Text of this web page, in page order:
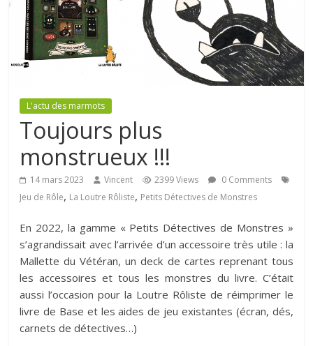
L'actu des marmots
Toujours plus
monstrueux !!!
14 mars 2023 Vincent 2399 Views
0 Comments
Jeu de Rôle, La Loutre Rôliste, Petits Détectives de Monstres
En 2022, la gamme « Petits Détectives de Monstres »
s’agrandissait avec l’arrivée d’un accessoire très utile : la
Mallette du Vétéran, un deck de cartes reprenant tous
les accessoires et tous les monstres du livre. C’était
aussi l’occasion pour la Loutre Rôliste de réimprimer le
livre de Base et les aides de jeu existantes (écran, dés,
carnets de détectives…)